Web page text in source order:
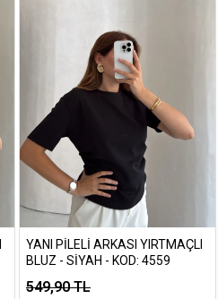
YANI PILELI ARKASI YIRTMAÇLI
BLUZ - SIYAH - KOD: 4559
549,90 TL